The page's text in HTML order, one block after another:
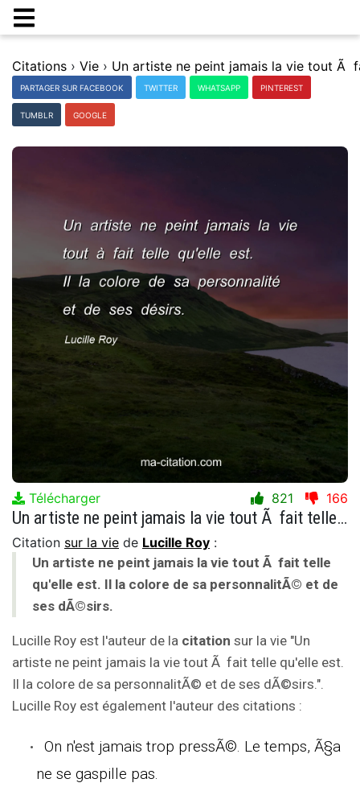
Citations › Vie ›
PARTAGER SUR FACEBOOK TWITTER WHATSAPP PINTEREST
TUMBLR GOOGLE
Télécharger 821 166
Un artiste ne peint jamais la vie tout Ã fait telle qu'elle est. Il la colore de sa personnalitÃ© et de ses dÃ©sirs.
Citation sur la vie de Lucille Roy :
Un artiste ne peint jamais la vie tout Ã fait telle
qu'elle est. Il la colore de sa personnalitÃ© et de
ses dÃ©sirs.
Lucille Roy est l'auteur de la citation sur la vie "Un
artiste ne peint jamais la vie tout Ã fait telle qu'elle est.
Il la colore de sa personnalitÃ© et de ses dÃ©sirs.".
Lucille Roy est également l'auteur des citations :
On n'est jamais trop pressÃ©. Le temps, Ã§a
ne se gaspille pas.